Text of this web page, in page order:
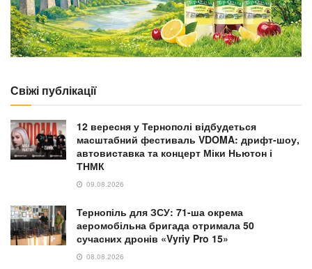
Свіжі публікації
12 вересня у Тернополі відбудеться
масштабний фестиваль VDOMA: дрифт-шоу,
автовиставка та концерт Міки Ньютон і
ТНМК
09.08.2026
Тернопіль для ЗСУ: 71-ша окрема
аеромобільна бригада отримала 50
сучасних дронів «Vyriy Pro 15»
08.08.2026